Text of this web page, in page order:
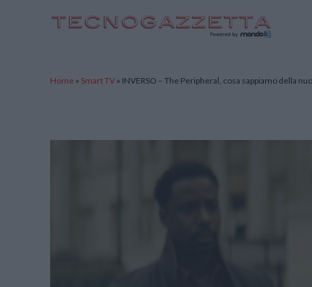
Home » Smart TV » INVERSO – The Peripheral, cosa sappiamo della